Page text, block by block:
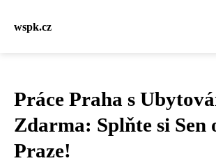
wspk.cz
Práce Praha s
Zdarma: Splňte si Sen
Praze!